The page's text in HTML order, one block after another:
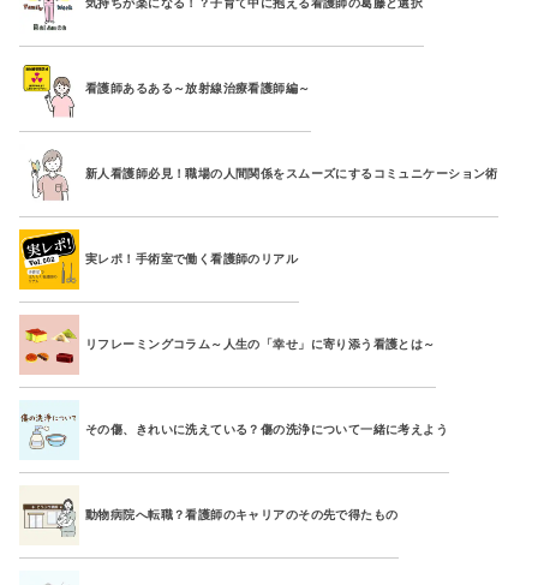
気持ちが楽になる！？子育て中に抱える看護師の葛藤と選択
看護師あるある～放射線治療看護師編～
新人看護師必見！職場の人間関係をスムーズにするコミュニケーション術
実レポ！手術室で働く看護師のリアル
リフレーミングコラム～人生の「幸せ」に寄り添う看護とは～
その傷、きれいに洗えている？傷の洗浄について一緒に考えよう
動物病院へ転職？看護師のキャリアのその先で得たもの